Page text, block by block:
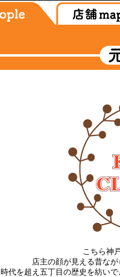
こちら神
店主の顔が見える昔な
時代を超え五丁目の歴史を紡い